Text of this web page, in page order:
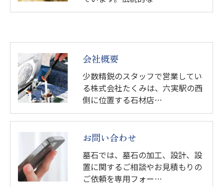
会社概要
少数精鋭のスタッフで営業してい
る株式会社たくみは、六実駅の西
側に位置する石材店…
お問い合わせ
墓石では、墓石の加工、設計、設
置に関するご相談やお見積もりの
ご依頼を専用フォー…